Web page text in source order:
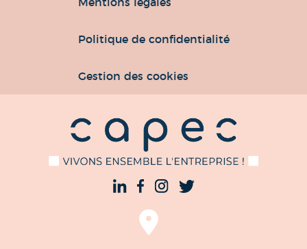
Politique de confidentialité
Gestion des cookies